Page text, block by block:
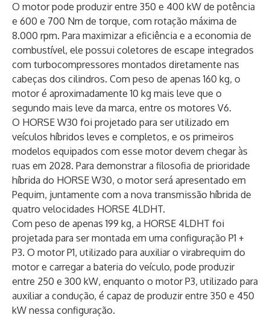
O motor pode produzir entre 350 e 400 kW de potência
e 600 e 700 Nm de torque, com rotação máxima de
8.000 rpm. Para maximizar a eficiência e a economia de
combustível, ele possui coletores de escape integrados
com turbocompressores montados diretamente nas
cabeças dos cilindros. Com peso de apenas 160 kg, o
motor é aproximadamente 10 kg mais leve que o
segundo mais leve da marca, entre os motores V6.
O HORSE W30 foi projetado para ser utilizado em
veículos híbridos leves e completos, e os primeiros
modelos equipados com esse motor devem chegar às
ruas em 2028. Para demonstrar a filosofia de prioridade
híbrida do HORSE W30, o motor será apresentado em
Pequim, juntamente com a nova transmissão híbrida de
quatro velocidades HORSE 4LDHT.
Com peso de apenas 199 kg, a HORSE 4LDHT foi
projetada para ser montada em uma configuração P1 +
P3. O motor P1, utilizado para auxiliar o virabrequim do
motor e carregar a bateria do veículo, pode produzir
entre 250 e 300 kW, enquanto o motor P3, utilizado para
auxiliar a condução, é capaz de produzir entre 350 e 450
kW nessa configuração.